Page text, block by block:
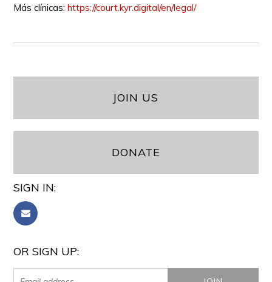
Más clínicas:https://court.kyr.digital/en/legal/
JOIN US
DONATE
SIGN IN:
OR SIGN UP: